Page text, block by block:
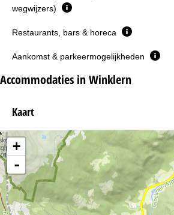
wegwijzers)
Restaurants, bars & horeca
Aankomst & parkeermogelijkheden
Accommodaties in Winklern
Kaart
+
-